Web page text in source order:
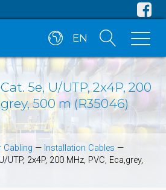
EN
5e, U/UTP, 2x4P, 200
500 m (R35046)
Cabling — Installation Cables —
UTP, 2x4P, 200 MHz, PVC, Eca,grey,